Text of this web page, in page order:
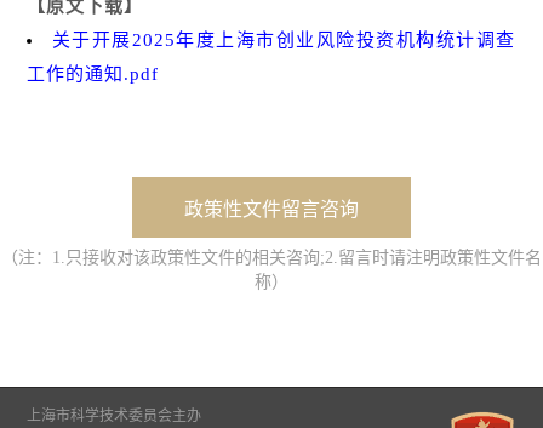
【原文下载】
关于开展2025年度上海市创业风险投资机构统计调查
工作的通知.pdf
政策性文件留言咨询
（注：1.只接收对该政策性文件的相关咨询;2.留言时请注明政策性文件名
称）
上海市科学技术委员会主办